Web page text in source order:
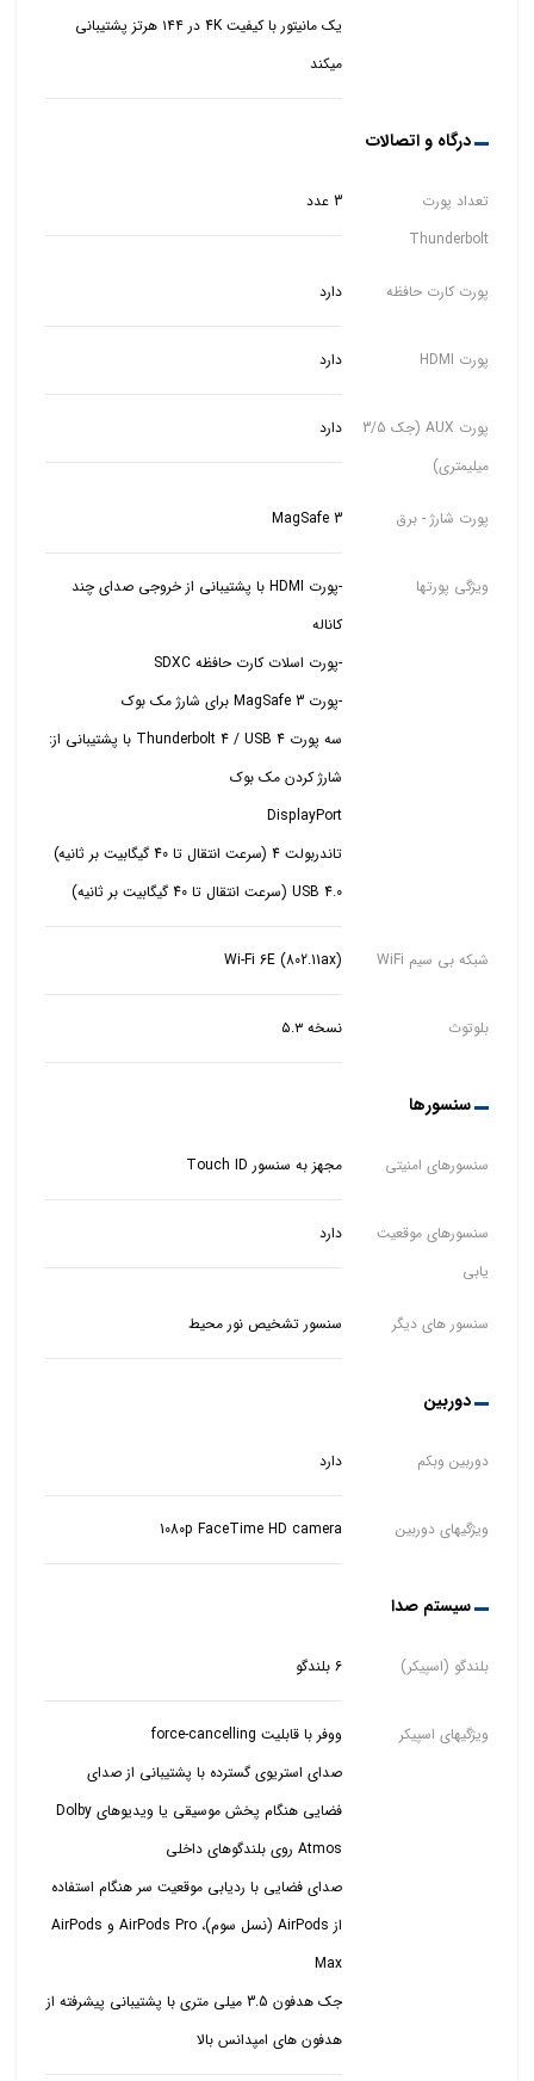
یک مانیتور با کیفیت 4K در ۱۴۴ هرتز پشتیبانی
میکند
درگاه و اتصالات
تعداد پورت
Thunderbolt
3 عدد
پورت کارت حافظه دارد
پورت HDMI دارد
پورت AUX (جک 3/5
میلیمتری)
دارد
پورت شارژ - برق MagSafe 3
ویژگی پورتها
-پورت HDMI با پشتیبانی از خروجی صدای چند
کاناله
-پورت MagSafe 3 برای شارژ مک بوک
شارژ کردن مک بوک
DisplayPort
تاندربولت 4 (سرعت انتقال تا 40 گیگابیت بر ثانیه)
USB 4.0 (سرعت انتقال تا 40 گیگابیت بر ثانیه)
شبکه بی سیم WiFi Wi-Fi 6E (802.11ax)
بلوتوث نسخه ۵.۳
سنسورها
سنسورهای امنیتی مجهز به سنسور Touch ID
سنسورهای موقعیت
یابی
دارد
سنسور های دیگر سنسور تشخیص نور محیط
دوربین
دوربین وبکم دارد
ویژگیهای دوربین 1080p FaceTime HD camera
سیستم صدا
بلندگو (اسپیکر) 6 بلندگو
ویژگیهای اسپیکر
ووفر با قابلیت force-cancelling
صدای استریوی گسترده با پشتیبانی از صدای
فضایی هنگام پخش موسیقی یا ویدیوهای Dolby
صدای فضایی با ردیابی موقعیت سر هنگام استفاده
از AirPods (نسل سوم)، AirPods Pro و AirPods
Max
جک هدفون 3.5 میلی متری با پشتیبانی پیشرفته از
هدفون های امپدانس بالا